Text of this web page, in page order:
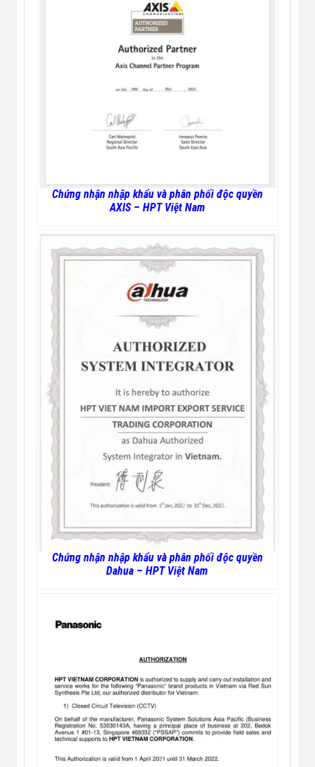
Chứng nhận nhập khẩu và phân phối độc quyền
AXIS – HPT Việt Nam
Chứng nhận nhập khẩu và phân phối độc quyền
Dahua – HPT Việt Nam